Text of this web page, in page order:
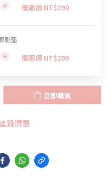
優惠價 NT$290
影盤
優惠價 NT$299
立即購買
蹤清單